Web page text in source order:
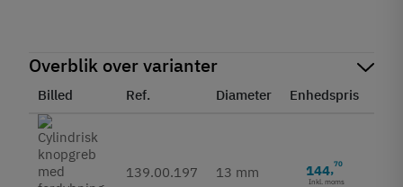
Overblik over varianter
Billed Ref. Diameter Enhedspris
139.00.197 13 mm 144,70
Inkl. moms